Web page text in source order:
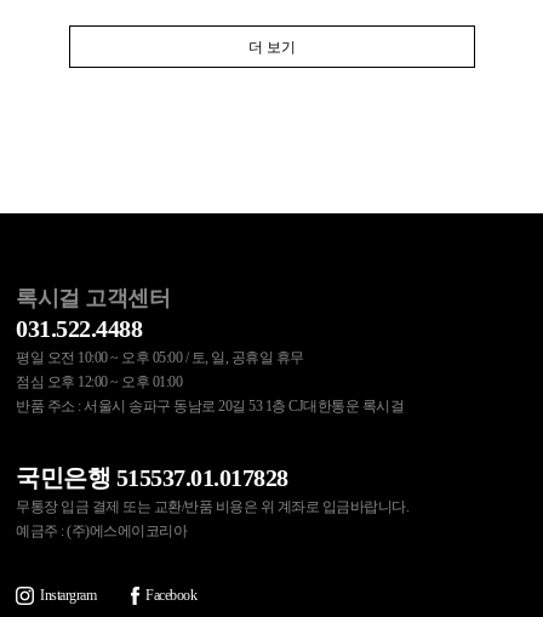
더 보기
록시걸 고객센터
031.522.4488
평일 오전 10:00 ~ 오후 05:00 / 토, 일, 공휴일 휴무
점심 오후 12:00 ~ 오후 01:00
반품 주소 : 서울시 송파구 동남로 20길 53 1층 CJ대한통운 록시걸
국민은행 515537.01.017828
무통장 입금 결제 또는 교환/반품 비용은 위 계좌로 입금바랍니다.
예금주 : (주)에스에이코리아
Instargram Facebook